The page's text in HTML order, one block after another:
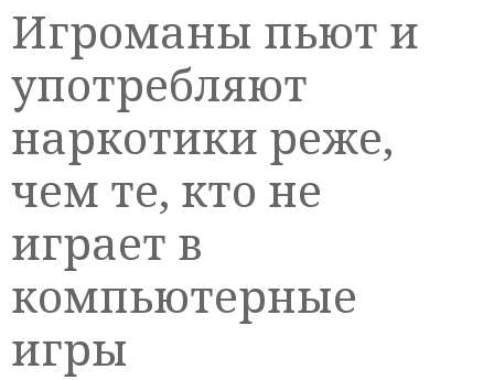
Игроманы пьют и
употребляют
наркотики реже,
чем те, кто не
играет в
компьютерные
игры